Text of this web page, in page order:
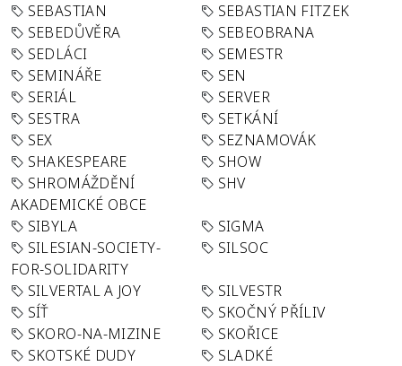
SEBASTIAN
SEBASTIAN FITZEK
SEBEDŮVĚRA
SEBEOBRANA
SEDLÁCI
SEMESTR
SEMINÁŘE
SEN
SERIÁL
SERVER
SESTRA
SETKÁNÍ
SEX
SEZNAMOVÁK
SHAKESPEARE
SHOW
SHROMÁŽDĚNÍ
AKADEMICKÉ OBCE
SHV
SIBYLA
SIGMA
SILESIAN-SOCIETY-
FOR-SOLIDARITY
SILSOC
SILVERTAL A JOY
SILVESTR
SÍŤ
SKOČNÝ PŘÍLIV
SKORO-NA-MIZINE
SKOŘICE
SKOTSKÉ DUDY
SLADKÉ